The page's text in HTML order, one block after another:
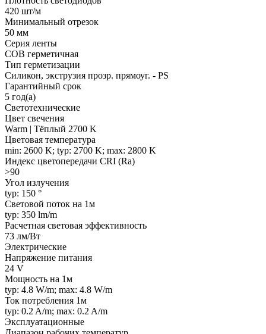
420 шт/м
Минимальный отрезок
50 мм
Серия ленты
COB герметичная
Тип герметизации
Силикон, экструзия прозр. прямоуг. - PS
Гарантийный срок
5 год(а)
Светотехнические
Цвет свечения
Warm | Тёплый 2700 K
Цветовая температура
min: 2600 K; typ: 2700 K; max: 2800 K
Индекс цветопередачи CRI (Ra)
>90
Угол излучения
typ: 150 °
Световой поток на 1м
typ: 350 lm/m
Расчетная световая эффективность
73 лм/Вт
Электрические
Напряжение питания
24 V
Мощность на 1м
typ: 4.8 W/m; max: 4.8 W/m
Ток потребления 1м
typ: 0.2 A/m; max: 0.2 A/m
Эксплуатационные